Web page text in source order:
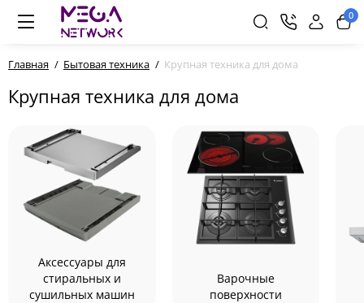
0
Главная Бытовая техника Крупная техника для дома
Крупная техника для дома
Аксессуары для
стиральных и
сушильных машин
Варочные
поверхности